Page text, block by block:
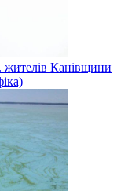
жителів Канівщини